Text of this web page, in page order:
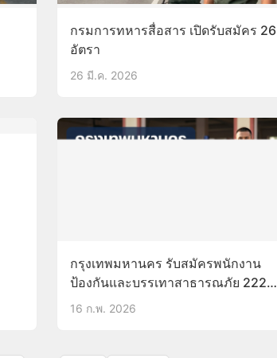
กรมการทหารสื่อสาร เปิดรับสมัคร 26
อัตรา
26 มี.ค. 2026
กรุงเทพมหานคร รับสมัครพนักงาน
ป้องกันและบรรเทาสาธารณภัย 222
อัตรา
16 ก.พ. 2026